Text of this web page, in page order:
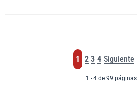
Página
1 Página
2 Página
3 Página
4 Siguiente
1 - 4 de 99 páginas